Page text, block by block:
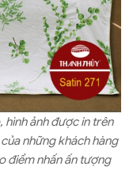
hình ảnh được in trên
những khách hàng
điểm nhấn ấn tượng